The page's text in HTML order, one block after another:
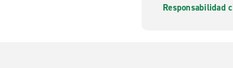
Responsabilidad